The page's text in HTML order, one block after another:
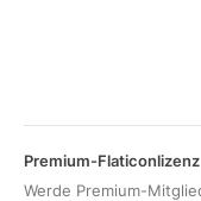
Premium-Flaticonlizenz
Werde Premium-